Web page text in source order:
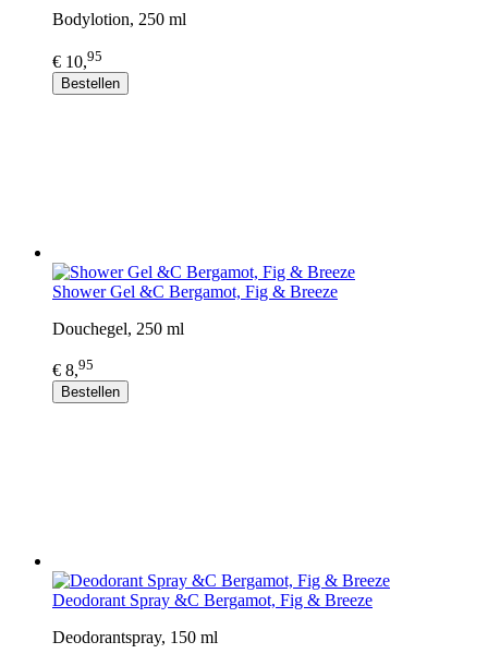
Bodylotion, 250 ml
€ 10,95
Bestellen
Shower Gel &C Bergamot, Fig & Breeze
Douchegel, 250 ml
€ 8,95
Bestellen
Deodorant Spray &C Bergamot, Fig & Breeze
Deodorantspray, 150 ml